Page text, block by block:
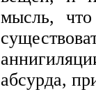
мысль,
абсурда,